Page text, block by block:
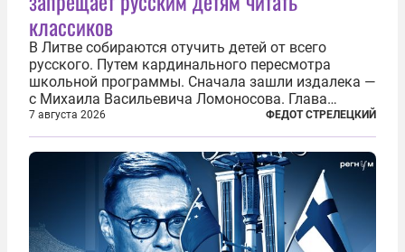
классиков
В Литве собираются отучить детей от всего
русского. Путем кардинального пересмотра
школьной программы. Сначала зашли издалека —
с Михаила Васильевича Ломоносова. Глава
правительства Литвы Миндаугас Синкявичюс
предложил исключить его тексты из программ
общего образования. Мотивировал он это тем,
7 августа 2026 ФЕДОТ СТРЕЛЕЦКИЙ